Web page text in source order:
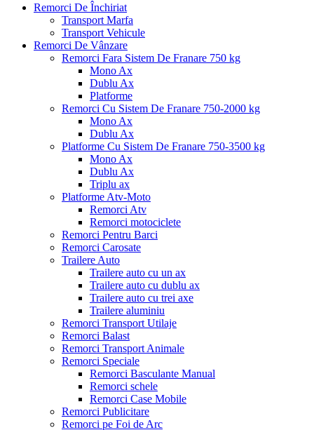
Remorci De Închiriat
Transport Marfa
Transport Vehicule
Remorci De Vânzare
Remorci Fara Sistem De Franare 750 kg
Mono Ax
Dublu Ax
Platforme
Remorci Cu Sistem De Franare 750-2000 kg
Mono Ax
Dublu Ax
Platforme Cu Sistem De Franare 750-3500 kg
Mono Ax
Dublu Ax
Triplu ax
Platforme Atv-Moto
Remorci Atv
Remorci motociclete
Remorci Pentru Barci
Remorci Carosate
Trailere Auto
Trailere auto cu un ax
Trailere auto cu dublu ax
Trailere auto cu trei axe
Trailere aluminiu
Remorci Transport Utilaje
Remorci Balast
Remorci Transport Animale
Remorci Speciale
Remorci Basculante Manual
Remorci schele
Remorci Case Mobile
Remorci Publicitare
Remorci pe Foi de Arc